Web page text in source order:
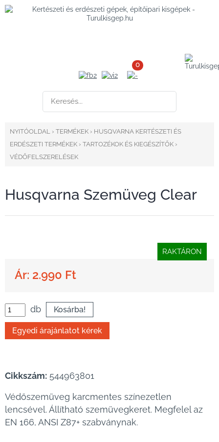
0
NYITÓOLDAL › TERMÉKEK › HUSQVARNA KERTÉSZETI ÉS
ERDÉSZETI TERMÉKEK › TARTOZÉKOK ÉS KIEGÉSZÍTŐK ›
VÉDŐFELSZERELÉSEK
Husqvarna Szemüveg Clear
RAKTÁRON
Ár: 2.990 Ft
db
Cikkszám: 544963801
Védőszemüveg karcmentes színezetlen
lencsével. Állítható szemüvegkeret. Megfelel az
EN 166, ANSI Z87+ szabványnak.